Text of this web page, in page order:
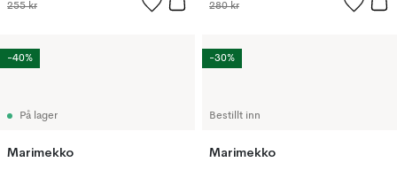
255 kr 280 kr
På lager
Marimekko
-40%
Bestillt inn
Marimekko
-30%